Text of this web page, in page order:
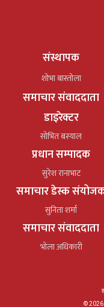
संस्थापक
शोभा बास्तोला
समाचार संवाददाता
डाइरेक्टर
सोभित बस्याल
प्रधान सम्पादक
सुरेश रानाभाट
समाचार डेस्क
सुनिता शर्मा
समाचार संवाददाता
भोला अधिकारी
© 2026